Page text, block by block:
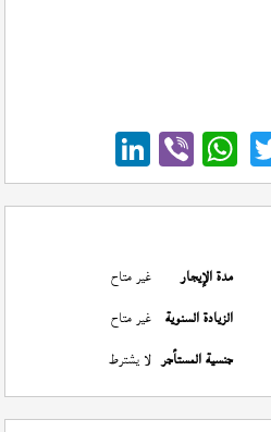
مدة الإيجار
غير متاح
الزيادة السنوية غير متاح
جنسية المستأجر لا يشترط